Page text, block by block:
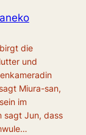
die
und
Miura-san,
im
sagt Jun, dass